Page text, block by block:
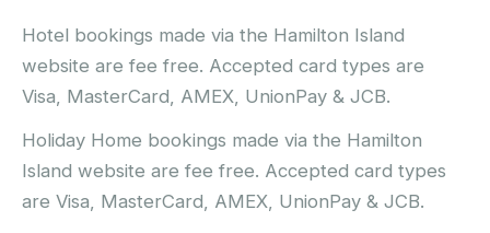
Hotel bookings made via the Hamilton Island
website are fee free. Accepted card types are
Visa, MasterCard, AMEX, UnionPay & JCB.
Holiday Home bookings made via the Hamilton
Island website are fee free. Accepted card types
are Visa, MasterCard, AMEX, UnionPay & JCB.